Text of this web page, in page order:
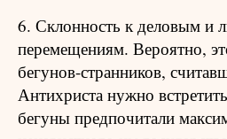
6. Склонность к деловым и
перемещениям. Вероятно,
бегунов-странников,
Антихриста нужно
бегуны предпочитали